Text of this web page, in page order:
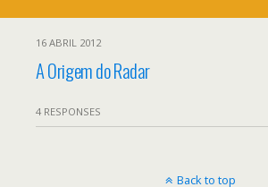
16 ABRIL 2012
A Origem do Radar
4 RESPONSES
Back to top